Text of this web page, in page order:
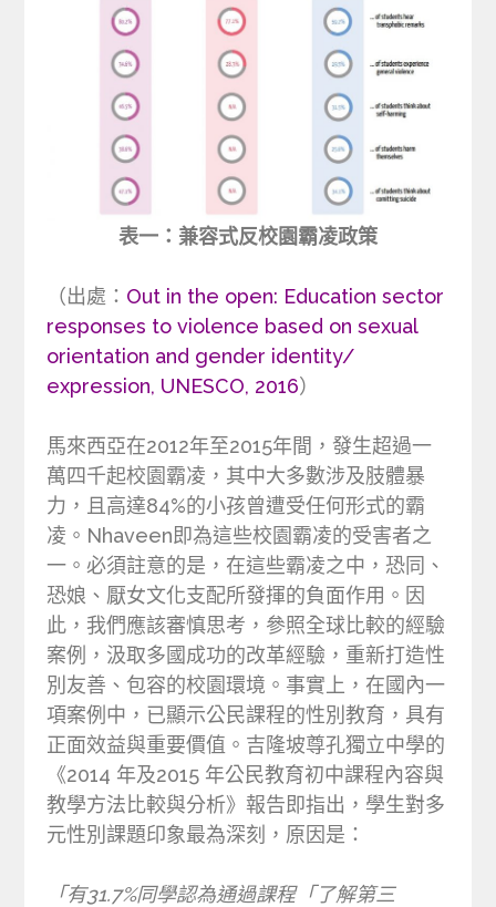
表一：兼容式反校園霸凌政策
（出處： Out in the open: Education sector
responses to violence based on sexual
orientation and gender identity/
expression, UNESCO, 2016）
馬來西亞在2012年至2015年間，發生超過一
萬四千起校園霸凌，其中大多數涉及肢體暴
力，且高達84%的小孩曾遭受任何形式的霸
凌。Nhaveen即為這些校園霸凌的受害者之
一。必須註意的是，在這些霸凌之中，恐同、
恐娘、厭女文化支配所發揮的負面作用。因
此，我們應該審慎思考，參照全球比較的經驗
案例，汲取多國成功的改革經驗，重新打造性
別友善、包容的校園環境。事實上，在國內一
項案例中，已顯示公民課程的性別教育，具有
正面效益與重要價值。吉隆坡尊孔獨立中學的
《2014 年及2015 年公民教育初中課程內容與
教學方法比較與分析》報告即指出，學生對多
元性別課題印象最為深刻，原因是：
「有31.7%同學認為通過課程「了解第三